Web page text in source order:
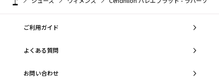
ご利用ガイド
よくある質問
お問い合わせ